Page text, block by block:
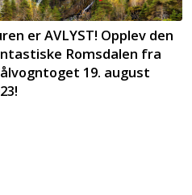
er AVLYST! Opplev den
Romsdalen fra
19. august